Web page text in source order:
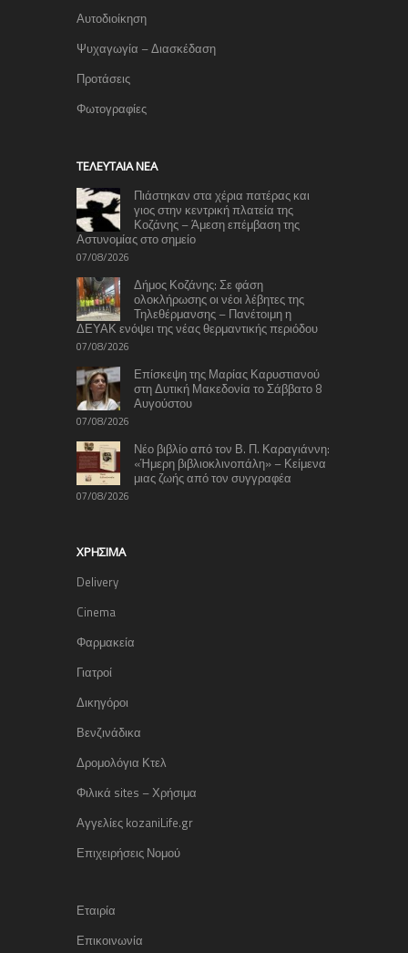
Αυτοδιοίκηση
Ψυχαγωγία – Διασκέδαση
Προτάσεις
Φωτογραφίες
TΕΛΕΥΤΑΊΑ ΝΈΑ
Πιάστηκαν στα χέρια πατέρας και
γιος στην κεντρική πλατεία της
Κοζάνης – Άμεση επέμβαση της
Αστυνομίας στο σημείο
07/08/2026
Δήμος Κοζάνης: Σε φάση
ολοκλήρωσης οι νέοι λέβητες της
Τηλεθέρμανσης – Πανέτοιμη η
ΔΕΥΑΚ ενόψει της νέας θερμαντικής περιόδου
07/08/2026
Επίσκεψη της Μαρίας Καρυστιανού
στη Δυτική Μακεδονία το Σάββατο 8
Αυγούστου
07/08/2026
Νέο βιβλίο από τον Β. Π. Καραγιάννη:
«Ήμερη βιβλιοκλινοπάλη» – Κείμενα
μιας ζωής από τον συγγραφέα
07/08/2026
ΧΡΉΣΙΜΑ
Delivery
Cinema
Φαρμακεία
Γιατροί
Δικηγόροι
Βενζινάδικα
Δρομολόγια Κτελ
Φιλικά sites – Χρήσιμα
Αγγελίες kozaniLife.gr
Επιχειρήσεις Νομού
Εταιρία
Επικοινωνία